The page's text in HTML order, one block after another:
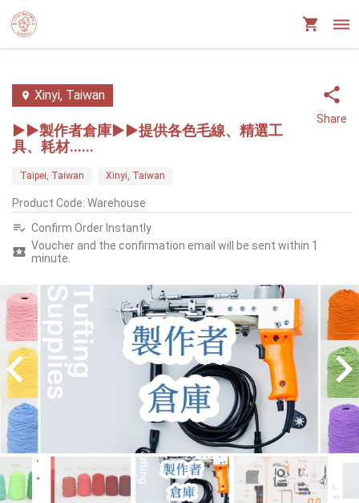
Xinyi, Taiwan
▶️▶️製作者倉庫▶️▶️提供各色毛線、精選工
具、耗材......
Share
Taipei, Taiwan Xinyi, Taiwan
Product Code: Warehouse
Confirm Order Instantly
Voucher and the confirmation email will be sent within 1
minute.